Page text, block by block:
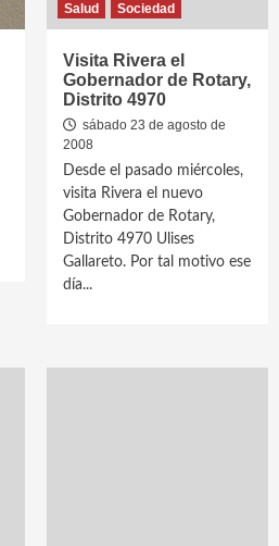
Salud Sociedad
Visita Rivera el
Gobernador de Rotary,
Distrito 4970
sábado 23 de agosto de
2008
Desde el pasado miércoles,
visita Rivera el nuevo
Gobernador de Rotary,
Distrito 4970 Ulises
Gallareto. Por tal motivo ese
día...